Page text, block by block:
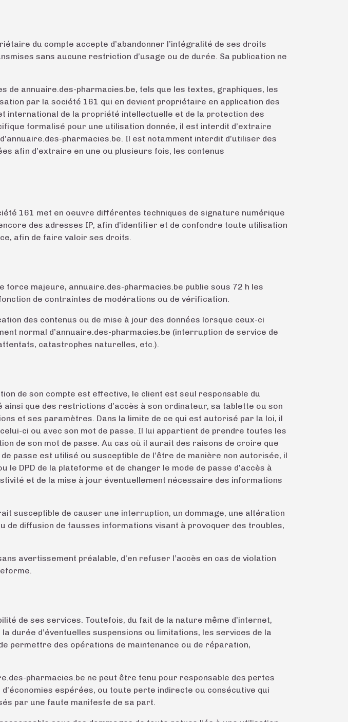
du compte accepte d’abandonner l’intégralité de ses droits
sans aucune restriction d’usage ou de durée. Sa publication ne
de annuaire.des-pharmacies.be, tels que les textes, graphiques, les
par la société 161 qui en devient propriétaire en application des
international de la propriété intellectuelle et de la protection des
formalisé pour une utilisation donnée, il est interdit d’extraire
pharmacies.be. Il est notamment interdit d’utiliser des
afin d’extraire en une ou plusieurs fois, les contenus
161 met en oeuvre différentes techniques de signature numérique
des adresses IP, afin d’identifier et de confondre toute utilisation
afin de faire valoir ses droits.
force majeure, annuaire.des-pharmacies.be publie sous 72 h les
de contraintes de modérations ou de vérification.
des contenus ou de mise à jour des données lorsque ceux-ci
normal d’annuaire.des-pharmacies.be (interruption de service de
catastrophes naturelles, etc.).
de son compte est effective, le client est seul responsable du
que des restrictions d’accès à son ordinateur, sa tablette ou son
et ses paramètres. Dans la limite de ce qui est autorisé par la loi, il
ci ou avec son mot de passe. Il lui appartient de prendre toutes les
de son mot de passe. Au cas où il aurait des raisons de croire que
passe est utilisé ou susceptible de l’être de manière non autorisée, il
DPD de la plateforme et de changer le mode de passe d’accès à
et de la mise à jour éventuellement nécessaire des informations
susceptible de causer une interruption, un dommage, une altération
de diffusion de fausses informations visant à provoquer des troubles,
avertissement préalable, d’en refuser l’accès en cas de violation
de ses services. Toutefois, du fait de la nature même d’internet,
durée d’éventuelles suspensions ou limitations, les services de la
permettre des opérations de maintenance ou de réparation,
pharmacies.be ne peut être tenu pour responsable des pertes
espérées, ou toute perte indirecte ou consécutive qui
par une faute manifeste de sa part.